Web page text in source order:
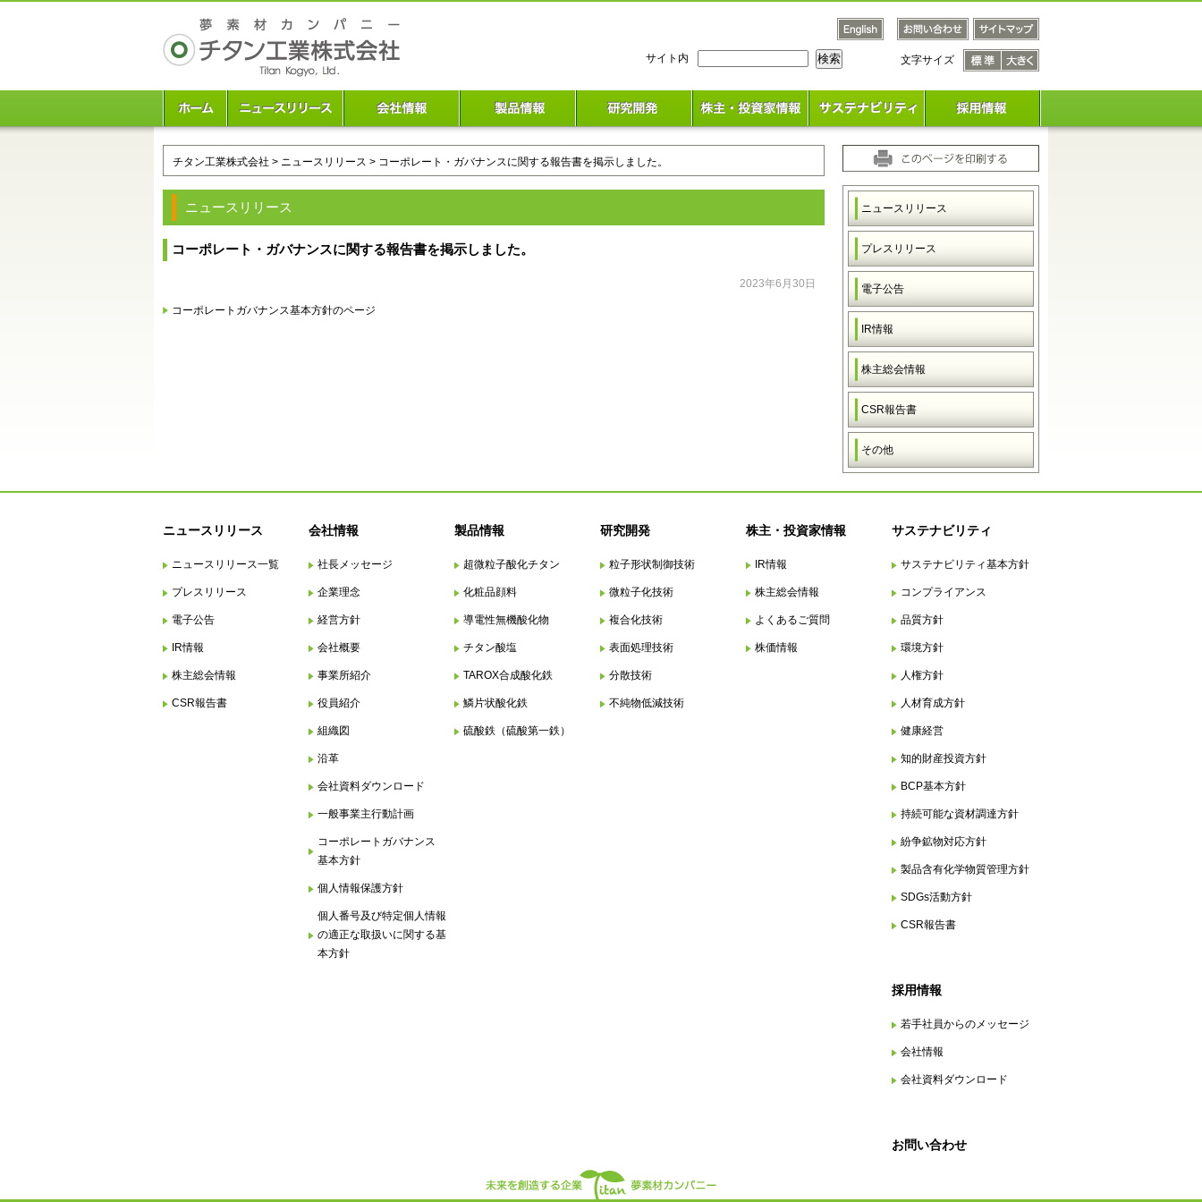
サイト内
文字サイズ
イズ
標準
イズ
チタン工業株式会社 > ニュースリリース > コーポレート・ガバナンスに関する報告書を掲示しました。
ニュースリリース
コーポレート・ガバナンスに関する報告書を掲示しました。
2023年6月30日
コーポレートガバナンス基本方針のページ
ニュースリリース
プレスリリース
電子公告
IR情報
株主総会情報
CSR報告書
その他
ニュースリリース
ニュースリリース一覧
プレスリリース
電子公告
IR情報
株主総会情報
CSR報告書
会社情報
社長メッセージ
企業理念
経営方針
会社概要
事業所紹介
役員紹介
組織図
沿革
会社資料ダウンロード
一般事業主行動計画
コーポレートガバナンス
基本方針
個人情報保護方針
個人番号及び特定個人情報
の適正な取扱いに関する基
本方針
製品情報
超微粒子酸化チタン
化粧品顔料
導電性無機酸化物
チタン酸塩
TAROX合成酸化鉄
鱗片状酸化鉄
硫酸鉄（硫酸第一鉄）
研究開発
粒子形状制御技術
微粒子化技術
複合化技術
表面処理技術
分散技術
不純物低減技術
株主・投資家情報
IR情報
株主総会情報
よくあるご質問
株価情報
サステナビリティ
サステナビリティ基本方針
コンプライアンス
品質方針
環境方針
人権方針
人材育成方針
健康経営
知的財産投資方針
BCP基本方針
持続可能な資材調達方針
紛争鉱物対応方針
製品含有化学物質管理方針
SDGs活動方針
CSR報告書
採用情報
若手社員からのメッセージ
会社情報
会社資料ダウンロード
お問い合わせ